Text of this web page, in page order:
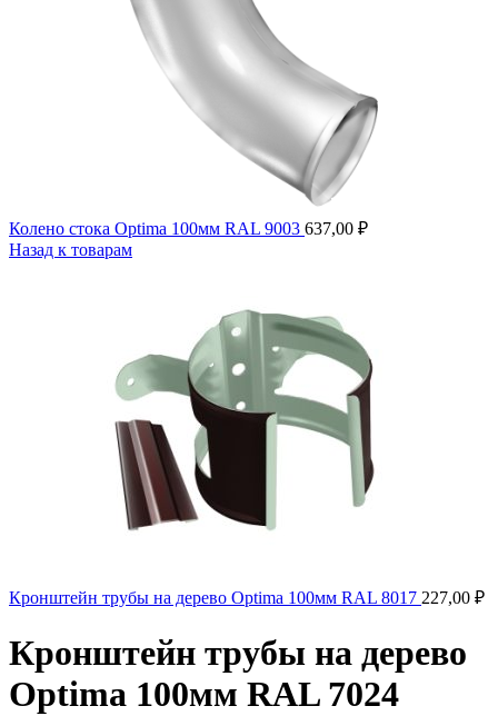
Колено стока Optima 100мм RAL 9003 637,00 ₽
Назад к товарам
Кронштейн трубы на дерево Optima 100мм RAL 8017 227,00 ₽
Кронштейн трубы на дерево
Optima 100мм RAL 7024